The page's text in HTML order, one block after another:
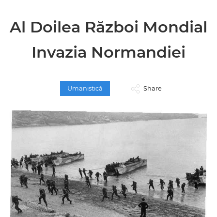
Al Doilea Război Mondial
Invazia Normandiei
Umanistică Share